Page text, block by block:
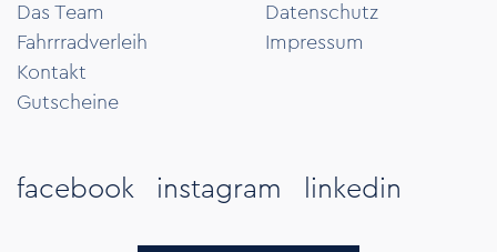
Das Team
Fahrrradverleih
Kontakt
Gutscheine
Datenschutz
Impressum
facebook instagram linkedin